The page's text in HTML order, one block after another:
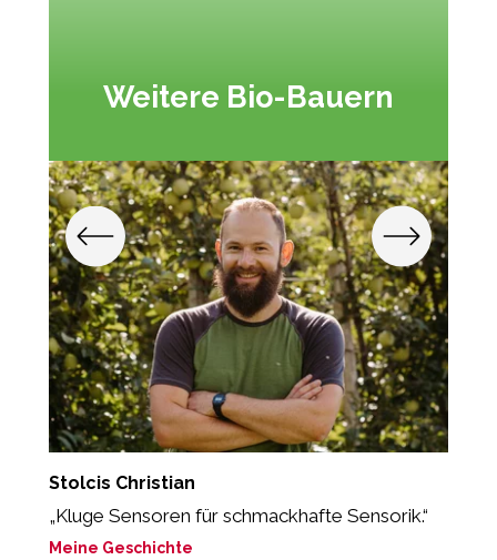
Weitere Bio-Bauern
Stolcis Christian
„Kluge Sensoren für schmackhafte Sensorik.“
Meine Geschichte